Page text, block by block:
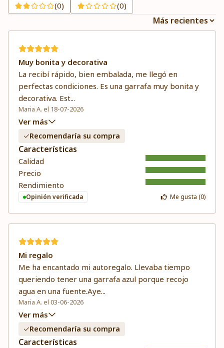
(0)
(0)
Muy bonita y decorativa
La recibí rápido, bien embalada, me llegó en
perfectas condiciones. Es una garrafa muy bonita y
decorativa. Est...
Maria A. el 18-07-2026
Ver más
Recomendaría su compra
Características
Calidad
Precio
Rendimiento
Opinión verificada Me gusta (0)
Mi regalo
Me ha encantado mi autoregalo. Llevaba tiempo
queriendo tener una garrafa azul porque recojo
agua en una fuente.Aye...
Maria A. el 03-06-2026
Ver más
Recomendaría su compra
Características